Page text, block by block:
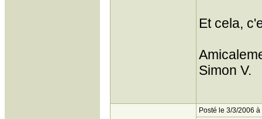
Et cela,
Simon V.
Posté le 3/3/2006